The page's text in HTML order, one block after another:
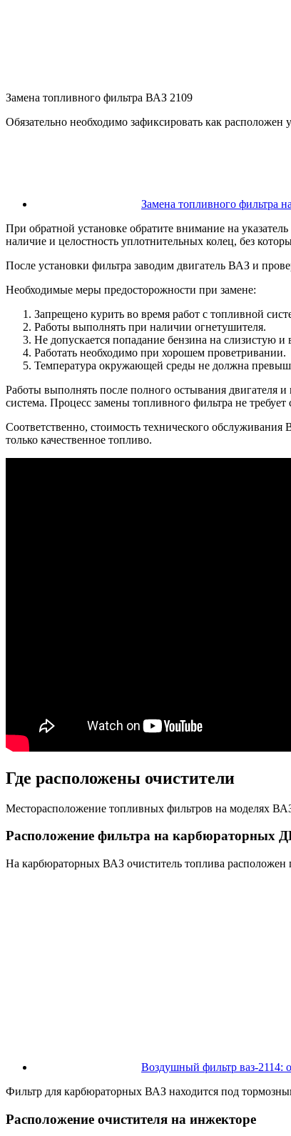
Замена топливного фильтра ВАЗ 2109
Обязательно необходимо зафиксировать как
Замена топливного фильтра
При обратной установке обратите внимание на
наличие и целостность уплотнительных колец, без
После установки фильтра заводим двигатель ВАЗ и
Необходимые меры предосторожности при замене:
Запрещено курить во время работ с топливной
Работы выполнять при наличии огнетушителя.
Не допускается попадание бензина на слизистую и
Работать необходимо при хорошем проветривании.
Температура окружающей среды не должна
Работы выполнять после полного остывания двигателя
система. Процесс замены топливного фильтра не
Соответственно, стоимость технического обслуживания
только качественное топливо.
Где расположены очистители
Месторасположение топливных фильтров на моделях
Расположение фильтра на карбюраторных
На карбюраторных ВАЗ очиститель топлива
Воздушный фильтр ваз-2114:
Фильтр для карбюраторных ВАЗ находится под
Расположение очистителя на инжекторе